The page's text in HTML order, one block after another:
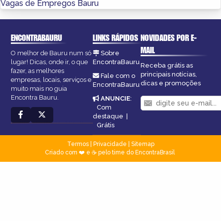
Vagas de Empregos Bauru
ENCONTRABAURU
O melhor de Bauru num só
lugar! Dicas, onde ir, o que
fazer, as melhores
empresas, locais, serviços e
muito mais no guia
Encontra Bauru.
LINKS RÁPIDOS
Sobre
EncontraBauru
Fale com o
EncontraBauru
ANUNCIE:
Com
destaque
Grátis
NOVIDADES POR E-
MAIL
Receba grátis as
principais notícias,
dicas e promoções
Termos| Privacidade
Sitemap
Criado com ❤️ e ☕ pelo time do EncontraBrasil